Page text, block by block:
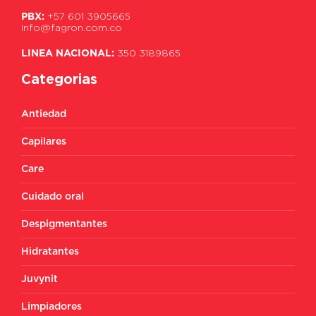
PBX: +57 601 3905665
info@fagron.com.co
LINEA NACIONAL: 350 3189865
Categorias
Antiedad
Capilares
Care
Cuidado oral
Despigmentantes
Hidratantes
Juvynit
Limpiadores